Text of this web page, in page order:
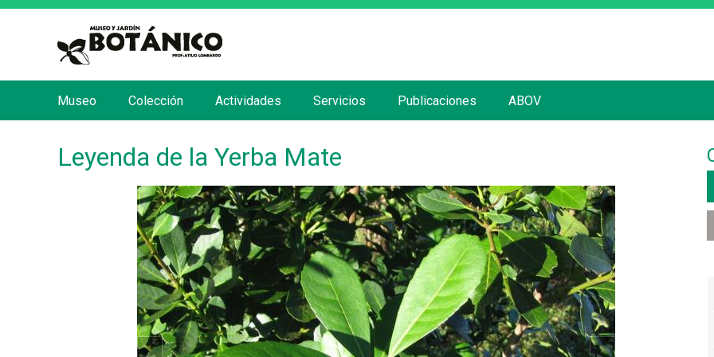
Leyenda de la Yerba Mate
n
Museo Colección Actividades Servicios Publicaciones ABOV